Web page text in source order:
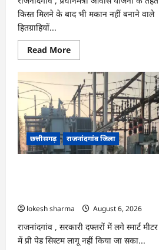
किस्त मिलने के बाद भी मकान नहीं बनाने वाले
हितग्राहियों...
Read MoreRead
more
राजनांदगांव
:
किस्त
लेकर
नहीं
बनाया
आवास
145
हितग्राहियों
से
होगी
छत्तीसगढ़ राजनांदगांव जिला
lokesh sharma
August 6, 2026
राजनांदगांव , सरकारी दफ्तरों में लगे स्मार्ट मीटर
में प्री पेड सिस्टम लागू नहीं किया जा सका...